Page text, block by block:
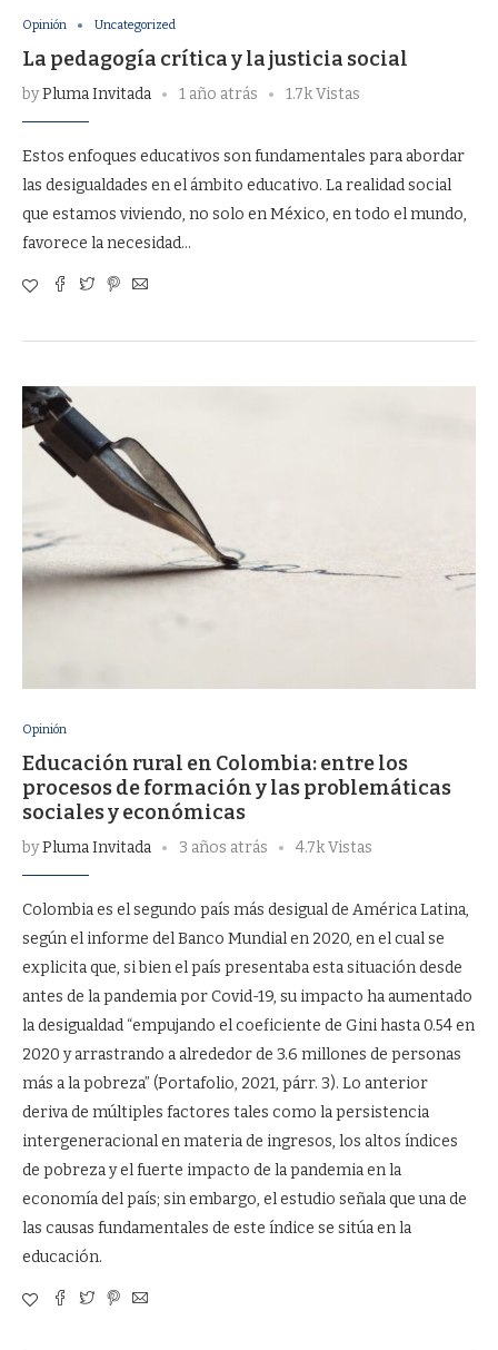
Opinión Uncategorized
La pedagogía crítica y la justicia social
byPluma Invitada 1 año atrás 1.7k Vistas
Estos enfoques educativos son fundamentales para abordar
las desigualdades en el ámbito educativo. La realidad social
que estamos viviendo, no solo en México, en todo el mundo,
favorece la necesidad…
Opinión
Educación rural en Colombia: entre los
procesos de formación y las problemáticas
sociales y económicas
byPluma Invitada 3 años atrás 4.7k Vistas
Colombia es el segundo país más desigual de América Latina,
según el informe del Banco Mundial en 2020, en el cual se
explicita que, si bien el país presentaba esta situación desde
antes de la pandemia por Covid-19, su impacto ha aumentado
la desigualdad “empujando el coeficiente de Gini hasta 0.54 en
2020 y arrastrando a alrededor de 3.6 millones de personas
más a la pobreza” (Portafolio, 2021, párr. 3). Lo anterior
deriva de múltiples factores tales como la persistencia
intergeneracional en materia de ingresos, los altos índices
de pobreza y el fuerte impacto de la pandemia en la
economía del país; sin embargo, el estudio señala que una de
las causas fundamentales de este índice se sitúa en la
educación.